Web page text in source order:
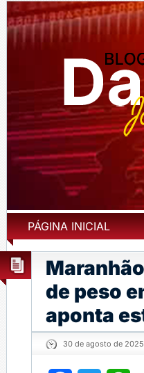
PÁGINA INICIAL
de peso
aponta
30 de agosto de